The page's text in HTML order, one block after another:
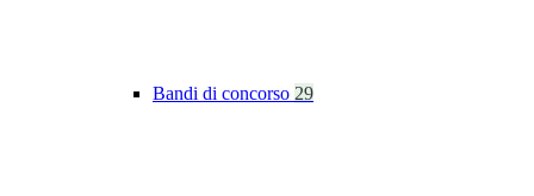
Bandi di concorso 29